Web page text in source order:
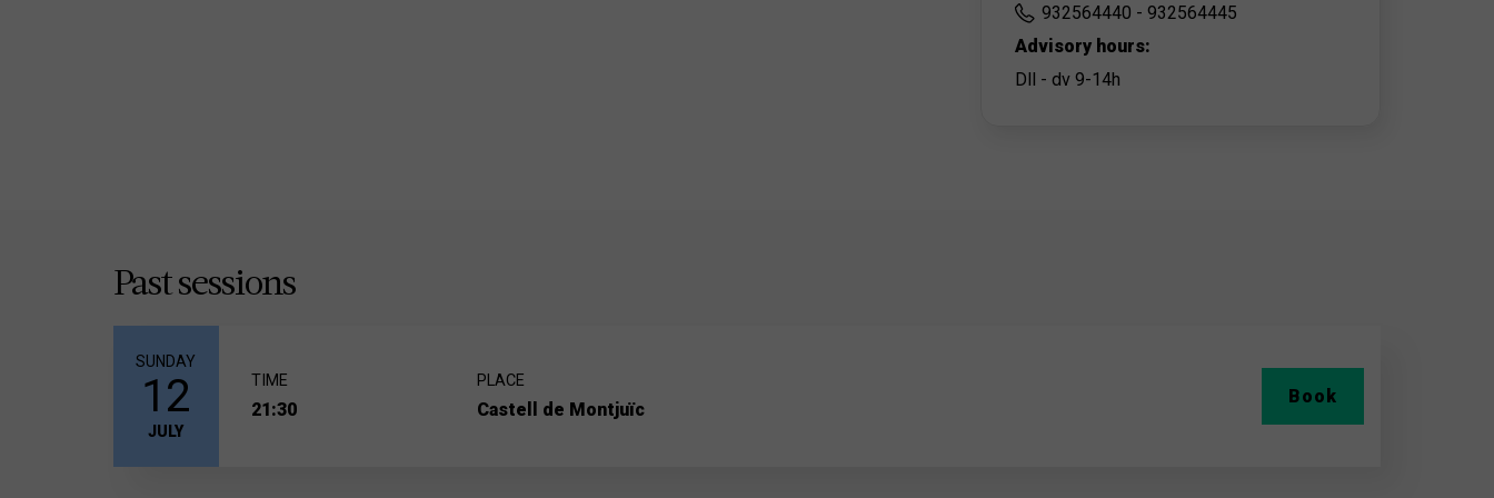
932564440 - 932564445
Advisory hours:
Dll - dv 9-14h
Past sessions
SUNDAY
12
JULY
TIME
21:30
PLACE
Castell de Montjuïc
Book